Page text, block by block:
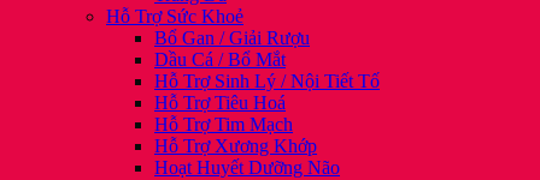
Hỗ Trợ Sức Khoẻ
Bổ Gan / Giải Rượu
Dầu Cá / Bổ Mắt
Hỗ Trợ Sinh Lý / Nội Tiết Tố
Hỗ Trợ Tiêu Hoá
Hỗ Trợ Tim Mạch
Hỗ Trợ Xương Khớp
Hoạt Huyết Dưỡng Não